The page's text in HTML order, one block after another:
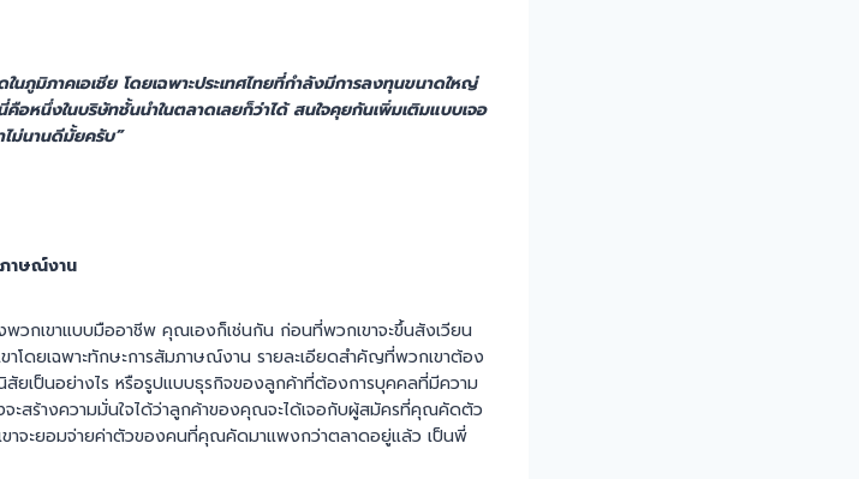
ภูมิภาคเอเชีย โดยเฉพาะประเทศไทยที่กำลังมีการลงทุนขนาดใหญ่
อหนึ่งในบริษัทชั้นนำในตลาดเลยก็ว่าได้ สนใจคุยกันเพิ่มเติมแบบเจอ
ไม่นานดีมั้ยครับ”
าษณ์งาน
วกเขาแบบมืออาชีพ คุณเองก็เช่นกัน ก่อนที่พวกเขาจะขึ้นสังเวียน
ดยเฉพาะทักษะการสัมภาษณ์งาน รายละเอียดสำคัญที่พวกเขาต้อง
เป็นอย่างไร หรือรูปแบบธุรกิจของลูกค้าที่ต้องการบุคคลที่มีความ
สร้างความมั่นใจได้ว่าลูกค้าของคุณจะได้เจอกับผู้สมัครที่คุณคัดตัว
าจะยอมจ่ายค่าตัวของคนที่คุณคัดมาแพงกว่าตลาดอยู่แล้ว เป็นพี่